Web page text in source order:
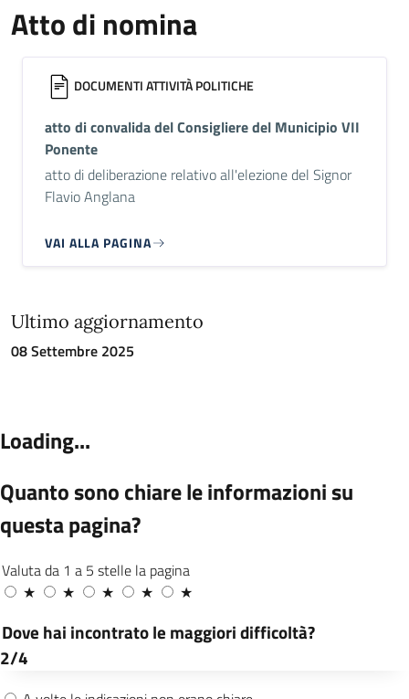
Atto di nomina
DOCUMENTI ATTIVITÀ POLITICHE
atto di convalida del Consigliere del Municipio VII
Ponente
atto di deliberazione relativo all'elezione del Signor
Flavio Anglana
VAI ALLA PAGINA
Ultimo aggiornamento
08 Settembre 2025